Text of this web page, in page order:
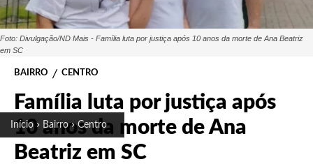
Início Bairro Centro
Foto: Divulgação/ND Mais - Família luta por justiça após 10 anos da morte de Ana Beatriz
em SC
BAIRRO CENTRO
Família luta por justiça após
10 anos da morte de Ana
Beatriz em SC